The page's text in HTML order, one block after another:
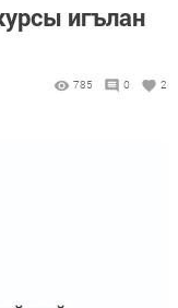
игълан
785 0 2